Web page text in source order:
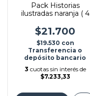
Pack Historias
ilustradas naranja ( 4
$21.700
$19.530 con
Transferencia o
depósito bancario
3 cuotas sin interés de
$7.233,33